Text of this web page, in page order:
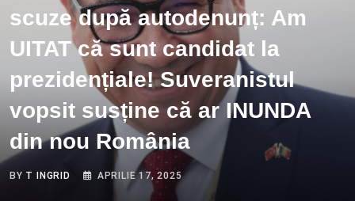
scuze după autodenunț: Am
UITAT că sunt candidat la
prezidențiale! Suveranistul
vopsit susține că ar INUNDA
din nou România
BY T INGRID APRILIE 17, 2025